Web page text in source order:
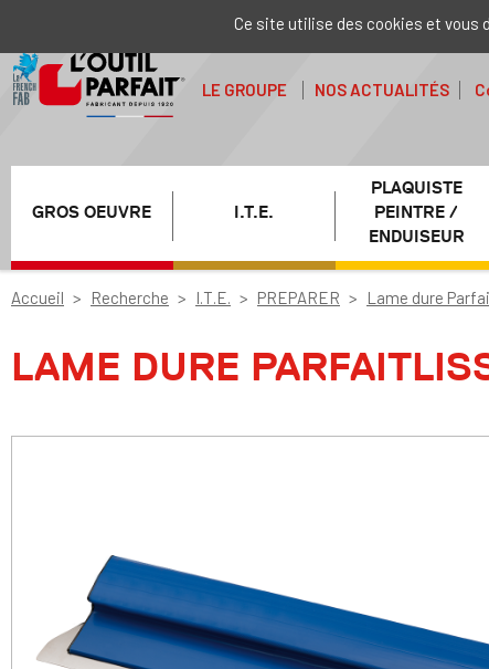
LE GROUPE NOS ACTUALITÉS
GROS OEUVRE I.T.E.
PLAQUISTE
PEINTRE /
ENDUISEUR
Accueil Recherche I.T.E. PREPARER Lame dure
LAME DURE
Ce site utilise des cookies et vous